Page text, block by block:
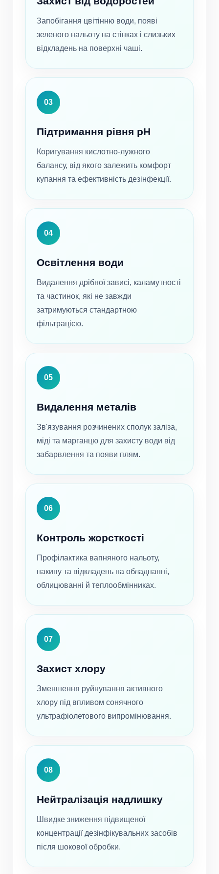
Запобігання цвітінню води, появі
зеленого нальоту на стінках і слизьких
відкладень на поверхні чаші.
03
Підтримання рівня pH
Коригування кислотно-лужного
балансу, від якого залежить комфорт
купання та ефективність дезінфекції.
04
Освітлення води
Видалення дрібної зависі, каламутності
та частинок, які не завжди
затримуються стандартною
фільтрацією.
05
Видалення металів
Зв'язування розчинених сполук заліза,
міді та марганцю для захисту води від
забарвлення та появи плям.
06
Контроль жорсткості
Профілактика вапняного нальоту,
накипу та відкладень на обладнанні,
облицюванні й теплообмінниках.
07
Захист хлору
Зменшення руйнування активного
хлору під впливом сонячного
ультрафіолетового випромінювання.
08
Нейтралізація надлишку
Швидке зниження підвищеної
концентрації дезінфікувальних засобів
після шокової обробки.